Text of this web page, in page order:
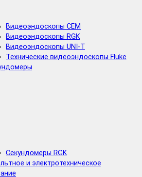
Видеоэндоскопы CEM
Видеоэндоскопы RGK
Видеоэндоскопы UNI-T
Технические видеоэндоскопы Fluke
Секундомеры RGK
и электротехническое